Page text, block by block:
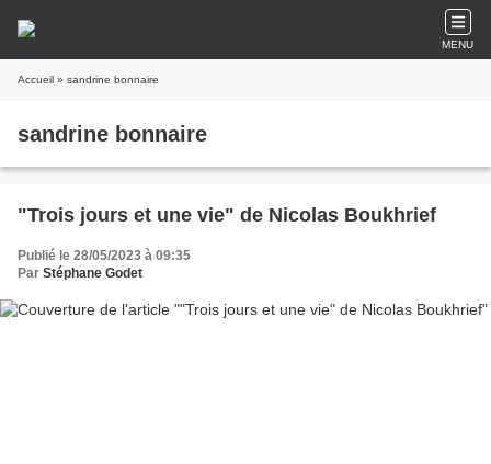
MENU
Accueil » sandrine bonnaire
sandrine bonnaire
"Trois jours et une vie" de Nicolas Boukhrief
Publié le 28/05/2023 à 09:35
Par Stéphane Godet